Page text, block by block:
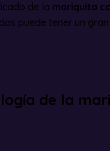
de la mariquita
puede tener un
de la